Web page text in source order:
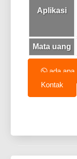
Aplikasi
Mata uang
ada apa
Kontak